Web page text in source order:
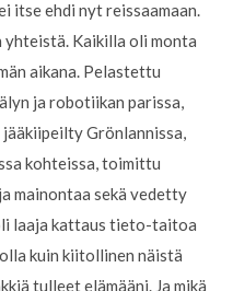
itse ehdi nyt reissaamaan.
Kaikilla oli monta
aikana. Pelastettu
ja robotiikan parissa,
Grönlannissa,
kohteissa, toimittu
mainontaa sekä vedetty
laaja kattaus tieto-taitoa
kuin kiitollinen näistä
tulleet elämääni. Ja mikä